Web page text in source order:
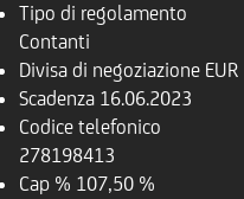
Tipo di regolamento
Contanti
Divisa di negoziazione EUR
Scadenza 16.06.2023
Codice telefonico
278198413
Cap % 107,50 %